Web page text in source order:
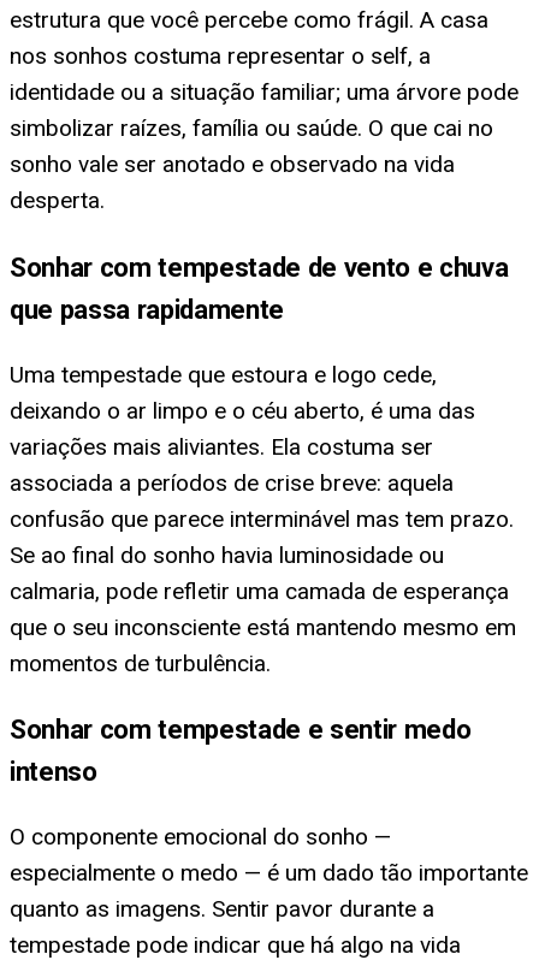
estrutura que você percebe como frágil. A casa
nos sonhos costuma representar o self, a
identidade ou a situação familiar; uma árvore pode
simbolizar raízes, família ou saúde. O que cai no
sonho vale ser anotado e observado na vida
desperta.
Sonhar com tempestade de vento e chuva
que passa rapidamente
Uma tempestade que estoura e logo cede,
deixando o ar limpo e o céu aberto, é uma das
variações mais aliviantes. Ela costuma ser
associada a períodos de crise breve: aquela
confusão que parece interminável mas tem prazo.
Se ao final do sonho havia luminosidade ou
calmaria, pode refletir uma camada de esperança
que o seu inconsciente está mantendo mesmo em
momentos de turbulência.
Sonhar com tempestade e sentir medo
intenso
O componente emocional do sonho —
especialmente o medo — é um dado tão importante
quanto as imagens. Sentir pavor durante a
tempestade pode indicar que há algo na vida